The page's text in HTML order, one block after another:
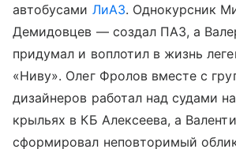
автобусами ЛиАЗ. Однокурсник
Демидовцев — создал ПАЗ, а
придумал и воплотил в жизнь
«Ниву». Олег Фролов вместе с
дизайнеров работал над судами
крыльях в КБ Алексеева, а
сформировал неповторимый